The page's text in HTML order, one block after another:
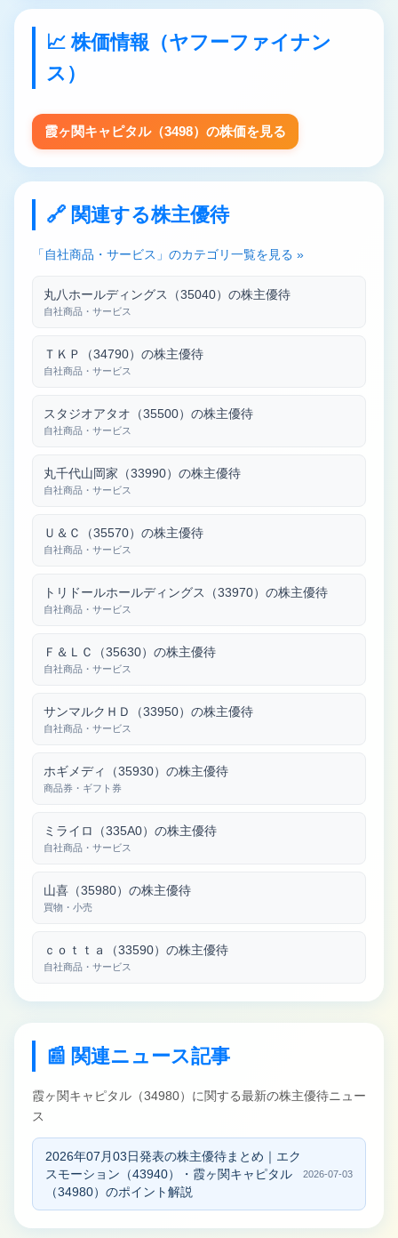
📈 株価情報（ヤフーファイナン
ス）
霞ヶ関キャピタル（3498）の株価を見る
🔗 関連する株主優待
「自社商品・サービス」のカテゴリ一覧を見る »
丸八ホールディングス（35040）の株主優待
自社商品・サービス
ＴＫＰ（34790）の株主優待
自社商品・サービス
スタジオアタオ（35500）の株主優待
自社商品・サービス
丸千代山岡家（33990）の株主優待
自社商品・サービス
Ｕ＆Ｃ（35570）の株主優待
自社商品・サービス
トリドールホールディングス（33970）の株主優待
自社商品・サービス
Ｆ＆ＬＣ（35630）の株主優待
自社商品・サービス
サンマルクＨＤ（33950）の株主優待
自社商品・サービス
ホギメディ（35930）の株主優待
商品券・ギフト券
ミライロ（335A0）の株主優待
自社商品・サービス
山喜（35980）の株主優待
買物・小売
ｃｏｔｔａ（33590）の株主優待
自社商品・サービス
📰 関連ニュース記事
霞ヶ関キャピタル（34980）に関する最新の株主優待ニュー
ス
2026年07月03日発表の株主優待まとめ｜エク
スモーション（43940）・霞ヶ関キャピタル
（34980）のポイント解説
2026-07-03